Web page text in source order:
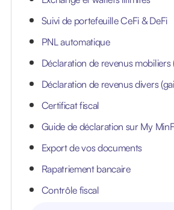
Suivi de portefeuille CeFi & DeFi
PNL automatique
Déclaration de revenus mobiliers
Déclaration de revenus divers
Certificat fiscal
Guide de déclaration sur My
Export de vos documents
Rapatriement bancaire
Contrôle fiscal